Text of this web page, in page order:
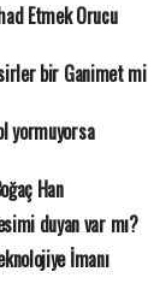
Etmek Orucu
bir Ganimet mi
yormuyorsa
Han
duyan var mı?
İmanı